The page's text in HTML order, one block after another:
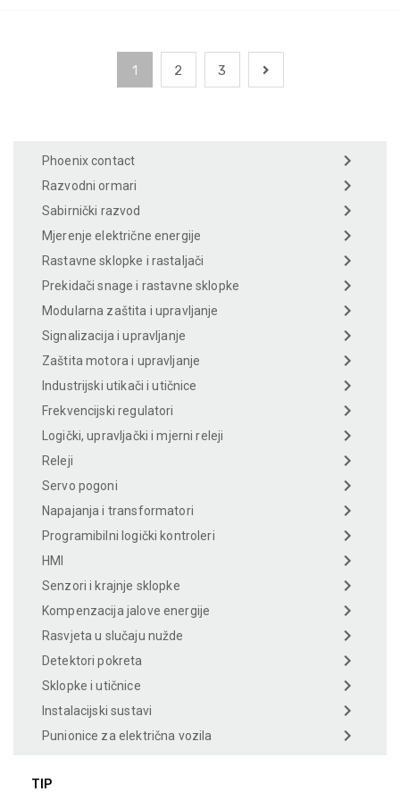
1 2 3
Phoenix contact
Razvodni ormari
Sabirnički razvod
Mjerenje električne energije
Rastavne sklopke i rastaljači
Prekidači snage i rastavne sklopke
Modularna zaštita i upravljanje
Signalizacija i upravljanje
Zaštita motora i upravljanje
Industrijski utikači i utičnice
Frekvencijski regulatori
Logički, upravljački i mjerni releji
Releji
Servo pogoni
Napajanja i transformatori
Programibilni logički kontroleri
HMI
Senzori i krajnje sklopke
Kompenzacija jalove energije
Rasvjeta u slučaju nužde
Detektori pokreta
Sklopke i utičnice
Instalacijski sustavi
Punionice za električna vozila
TIP